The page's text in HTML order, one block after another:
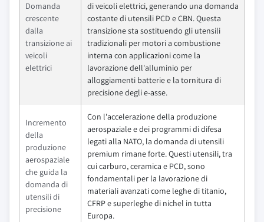
Domanda
crescente
dalla
transizione ai
veicoli
elettrici
di veicoli elettrici, generando una domanda
costante di utensili PCD e CBN. Questa
transizione sta sostituendo gli utensili
tradizionali per motori a combustione
interna con applicazioni come la
lavorazione dell'alluminio per
alloggiamenti batterie e la tornitura di
precisione degli e-asse.
Incremento
della
produzione
aerospaziale
che guida la
domanda di
utensili di
precisione
Con l'accelerazione della produzione
aerospaziale e dei programmi di difesa
legati alla NATO, la domanda di utensili
premium rimane forte. Questi utensili, tra
cui carburo, ceramica e PCD, sono
fondamentali per la lavorazione di
materiali avanzati come leghe di titanio,
CFRP e superleghe di nichel in tutta
Europa.